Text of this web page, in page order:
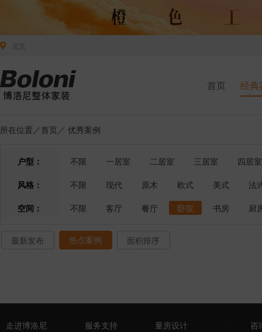
首页 经典
所在位置／首页 ／ 优秀案例
户型： 不限 一居室 二居室 三居室
四居室
风格：
不限 现代 原木 欧式 美式
法
空间：
不限 客厅 餐厅 卧室 书房 厨
最新发布 热点案例 面积排序
走进博洛尼 服务支持 量房设计 咨